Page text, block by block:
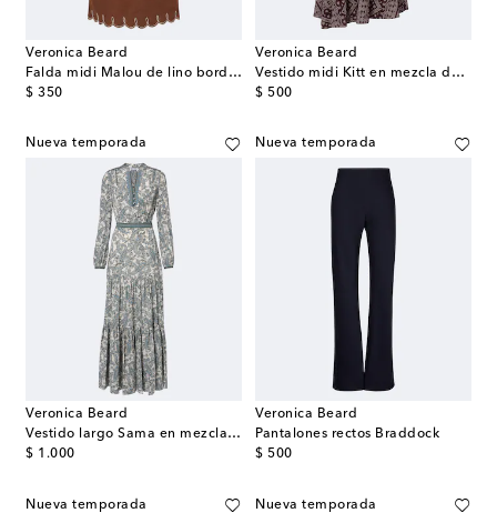
Veronica Beard
Falda midi Malou de lino bordada
$ 350
original price
Veronica Beard
Vestido midi Kitt en mezcla de algodón estampado
$ 500
original price
Nueva temporada
Veronica Beard
Vestido largo Sama en mezcla de seda
$ 1.000
original price
Nueva temporada
Veronica Beard
Pantalones rectos Braddock
$ 500
original price
Nueva temporada Nueva temporada